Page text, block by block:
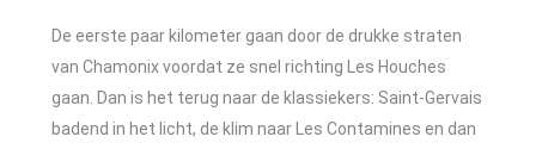
De eerste paar kilometer gaan door de drukke straten
van Chamonix voordat ze snel richting Les Houches
gaan. Dan is het terug naar de klassiekers: Saint-Gervais
badend in het licht, de klim naar Les Contamines en dan